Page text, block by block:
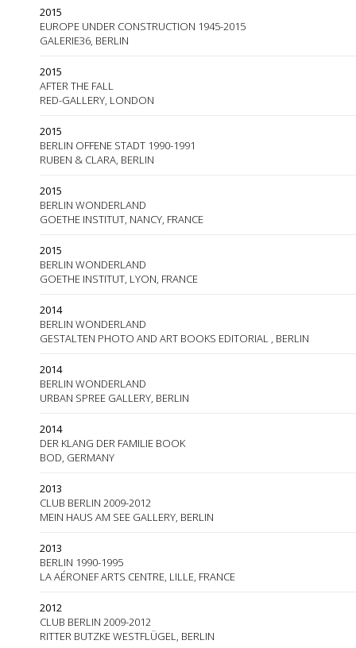
2015
EUROPE UNDER CONSTRUCTION 1945-2015
GALERIE36, BERLIN
2015
AFTER THE FALL
RED-GALLERY, LONDON
2015
BERLIN OFFENE STADT 1990-1991
RUBEN & CLARA, BERLIN
2015
BERLIN WONDERLAND
GOETHE INSTITUT, NANCY, FRANCE
2015
BERLIN WONDERLAND
GOETHE INSTITUT, LYON, FRANCE
2014
BERLIN WONDERLAND
GESTALTEN PHOTO AND ART BOOKS EDITORIAL , BERLIN
2014
BERLIN WONDERLAND
URBAN SPREE GALLERY, BERLIN
2014
DER KLANG DER FAMILIE BOOK
BOD, GERMANY
2013
CLUB BERLIN 2009-2012
MEIN HAUS AM SEE GALLERY, BERLIN
2013
BERLIN 1990-1995
LA AÉRONEF ARTS CENTRE, LILLE, FRANCE
2012
CLUB BERLIN 2009-2012
RITTER BUTZKE WESTFLÜGEL, BERLIN